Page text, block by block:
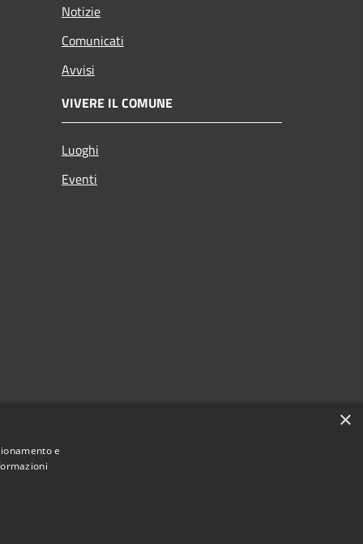
Notizie
Comunicati
Avvisi
VIVERE IL COMUNE
Luoghi
Eventi
×
e